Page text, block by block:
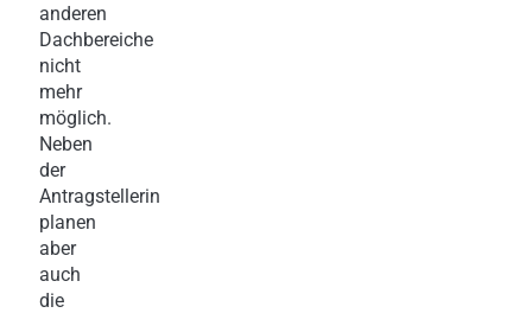
anderen
Dachbereiche
nicht
mehr
möglich.
Neben
der
Antragstellerin
planen
aber
auch
die